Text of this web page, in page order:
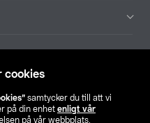
cookies
samtycker du till att vi
på din enhet enligt vår
på vår webbplats,
butik